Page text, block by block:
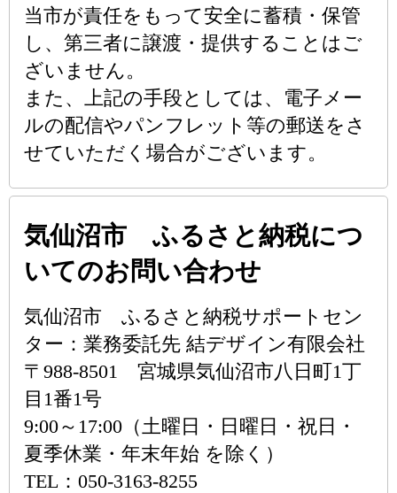
当市が責任をもって安全に蓄積・保管
し、第三者に譲渡・提供することはご
ざいません。
また、上記の手段としては、電子メー
ルの配信やパンフレット等の郵送をさ
せていただく場合がございます。
気仙沼市 ふるさと納税につ
いてのお問い合わせ
気仙沼市 ふるさと納税サポートセン
ター：業務委託先 結デザイン有限会社
〒988-8501 宮城県気仙沼市八日町1丁
目1番1号
9:00～17:00（土曜日・日曜日・祝日・
夏季休業・年末年始 を除く）
TEL：050-3163-8255